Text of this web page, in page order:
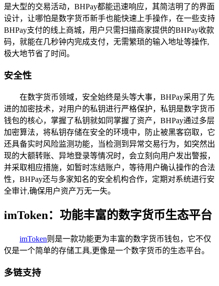
是大型的交易活动，BHPay都能迅速响应，其简洁明了的界面
设计，让哪怕是数字货币新手也能快速上手操作，在一些支持
BHPay支付的线上商城，用户只需扫描商家提供的BHPay收款
码，就能在几秒钟内完成支付，无需繁琐的输入地址等操作,
极大地节省了时间。
安全性
在数字货币领域，安全始终是头等大事，BHPay采用了先
进的加密技术，对用户的私钥进行严格保护，私钥是数字货币
钱包的核心，掌握了私钥就如同掌握了资产，BHPay通过多层
加密算法，将私钥存储在安全的环境中，防止被黑客窃取，它
还具备实时风险监测功能，当检测到异常交易行为，如突然出
现的大额转账、异地登录等情况时，会立刻向用户发出警报，
并采取相应措施，如暂时冻结账户，等待用户确认操作的合法
性，BHPay还与多家知名的安全机构合作，定期对系统进行安
全审计,确保用户资产万无一失。
imToken：功能丰富的数字货币生态平台
imToken则是一款功能更为丰富的数字货币钱包，它不仅
仅是一个简单的存储工具,更像是一个数字货币的生态平台。
多链支持